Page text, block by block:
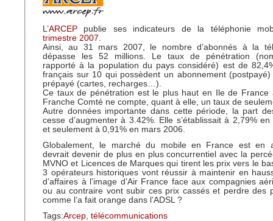
L’ARCEP publie ses indicateurs de la téléphonie
trimestre 2007.
Ainsi, au 31 mars 2007, le nombre d’abonnés à la
dépasse les 52 millions. Le taux de pénétration
rapporté à la population du pays considéré) est de
français sur 10 qui possèdent un abonnement
prépayé (cartes, recharges…).
Ce taux de pénétration est le plus haut en Ile de France
Franche Comté ne compte, quant à elle, un taux de
Autre données importante dans cette période, la part
cesse d’augmenter à 3.42%. Elle s’établissait à 2,79%
et seulement à 0,91% en mars 2006.
Globalement, le marché du mobile en France est en
devrait devenir de plus en plus concurrentiel avec la
MVNO et Licences de Marques qui tirent les prix vers le
3 opérateurs historiques vont réussir à maintenir en
d’affaires à l’image d’Air France face aux compagnies
ou au contraire vont subir ces prix cassés et perdre des
comme l’a fait orange dans l’ADSL ?
Tags:Arcep, télécommunications